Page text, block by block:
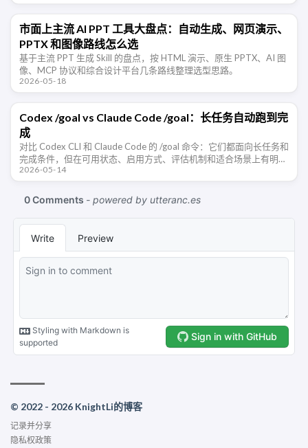
市面上主流 AI PPT 工具大盘点：自动生成、网页演示、
PPTX 和图像路线怎么选
基于主流 PPT 生成 Skill 的盘点，按 HTML 演示、原生 PPTX、AI 图
像、MCP 协议和综合设计平台几条路线整理选型思路。
2026-05-18
Codex /goal vs Claude Code /goal：长任务自动跑到完
成
对比 Codex CLI 和 Claude Code 的 /goal 命令：它们都面向长任务和
完成条件，但在可用状态、启用方式、评估机制和适合场景上有明显
差异。
2026-05-14
© 2022 - 2026 KnightLi的博客
记录并分享
隐私权政策